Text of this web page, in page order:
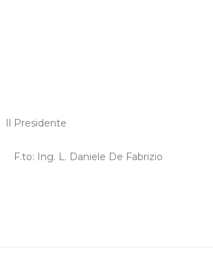
Il Presidente
F.to: Ing. L. Daniele De Fabrizio